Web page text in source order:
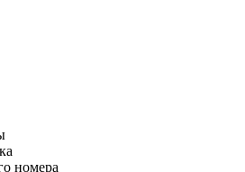
номера